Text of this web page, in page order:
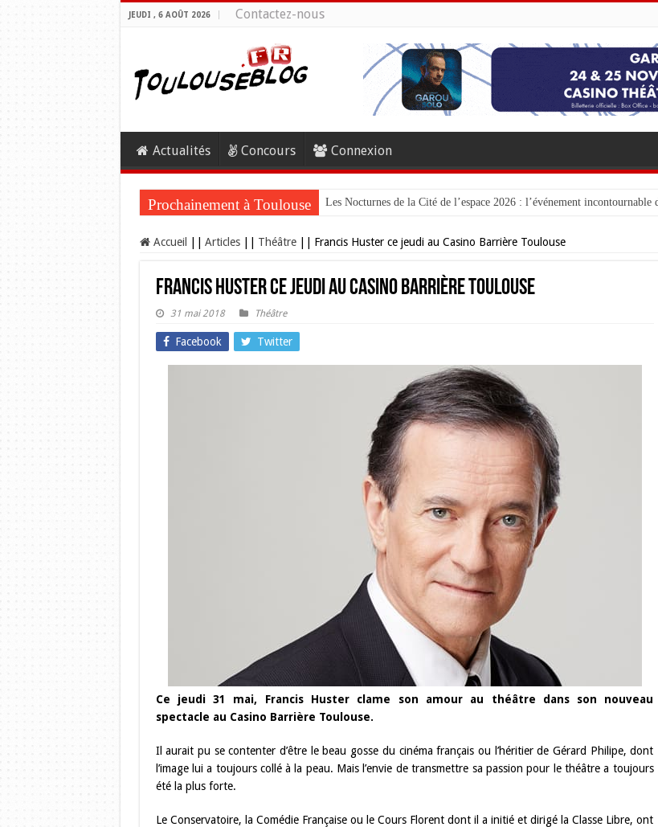
JEUDI , 6 AOÛT 2026 Contactez-nous
Actualités Concours Connexion
Prochainement à Toulouse Les Nocturnes de la Cité de l’espace 2026 : l’événement incontournable
Accueil Articles Théâtre Francis Huster ce jeudi au Casino Barrière Toulouse
Francis Huster ce jeudi au Casino Barrière Toulouse
31 mai 2018 Théâtre
Facebook Twitter
Ce jeudi 31 mai, Francis Huster clame son amour au théâtre dans son nouveau
spectacle au Casino Barrière Toulouse.
Il aurait pu se contenter d’être le beau gosse du cinéma français ou l’héritier de Gérard Philipe, dont
l’image lui a toujours collé à la peau. Mais l’envie de transmettre sa passion pour le théâtre a toujours
été la plus forte.
Le Conservatoire, la Comédie Française ou le Cours Florent dont il a initié et dirigé la Classe Libre, ont